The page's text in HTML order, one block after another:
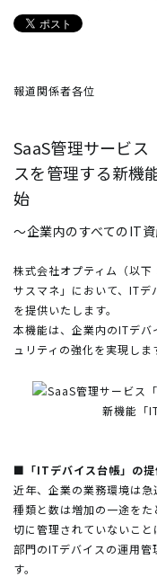
報道関係者各位
SaaS管理サービス
スを管理する新機
始
～企業内のすべてのIT
株式会社オプティム（以
サスマネ」において、ITデ
を提供いたします。
本機能は、企業内のITデ
ュリティの強化を実現しま
■「ITデバイス台帳」の提
近年、企業の業務環境は
種類と数は増加の一途を
切に管理されていないこ
部門のITデバイスの運用管
す。